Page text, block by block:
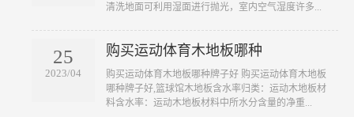
清洗地面可利用湿面进行抛光，室内空气湿度许多...
25
2023/04
购买运动体育木地板哪种
​购买运动体育木地板哪种牌子好 购买运动体育木地板
哪种牌子好,篮球馆木地板含水率归类：运动木地板材
料含水率：运动木地板材料中所水分含量的净重...